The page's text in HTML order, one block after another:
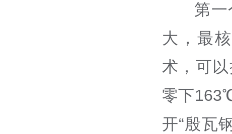
第
大，最
术，可
零下
开“殷瓦